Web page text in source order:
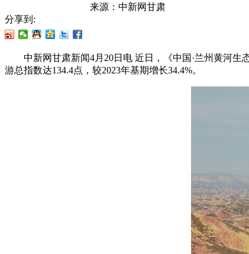
来源： 中新网甘肃
分享到:
中新网甘肃新闻4月20日电 近日，《中国·兰州黄河生
游总指数达134.4点，较2023年基期增长34.4%。